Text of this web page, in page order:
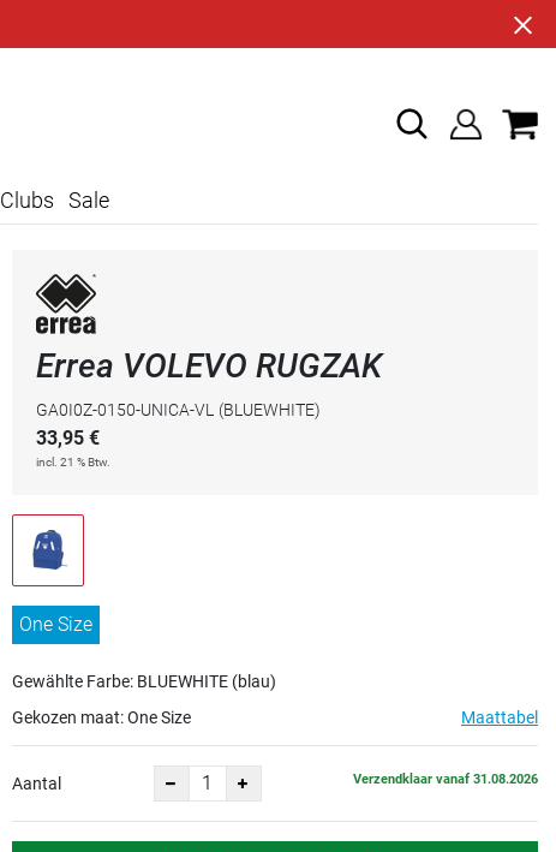
Clubs Sale
Errea VOLEVO RUGZAK
GA0I0Z-0150-UNICA-VL (BLUEWHITE)
33,95 €
incl. 21 % Btw.
One Size
Gewählte Farbe: BLUEWHITE (blau)
Gekozen maat:One Size Maattabel
Aantal Verzendklaar vanaf 31.08.2026